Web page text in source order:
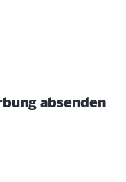
absenden